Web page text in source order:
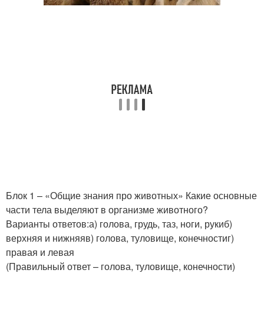
Удивительные вопросы
Интеллектуальные
вопросы
Вопросы для девушек Вопросы с вариантами
Блок 1 – «Общие знания про животных» Какие основные
части тела выделяют в организме животного?
Варианты ответов:а) голова, грудь, таз, ноги, рукиб)
верхняя и нижняяв) голова, туловище, конечностиг)
правая и левая
(Правильный ответ – голова, туловище, конечности)